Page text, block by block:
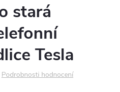
stará
Tesla
Podrobnosti hodnocení